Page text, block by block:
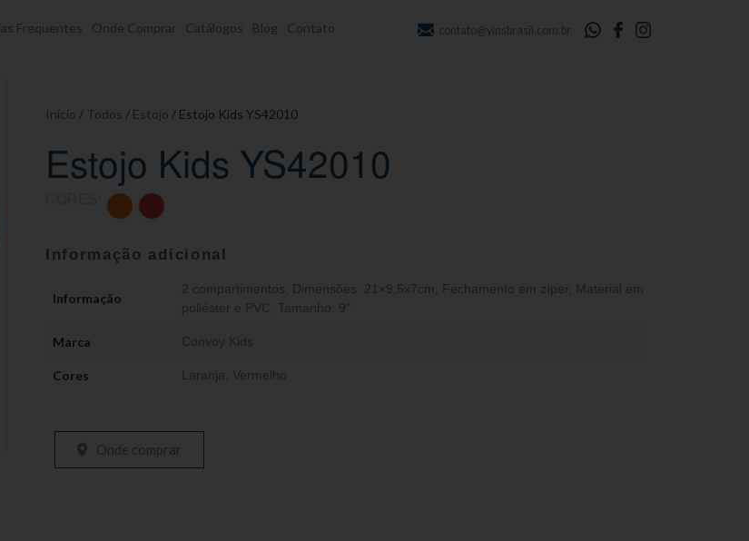
Frequentes Onde Comprar Catálogos Blog Contato contato@yinsbrasil.com.br
Início / Todos / Estojo / Estojo Kids YS42010
Estojo Kids YS42010
Informação adicional
Informação
2 compartimentos Dimensões: 21×9,5x7cm Fechamento em zíper
Material em
poliéster e PVC
Tamanho: 9"
Marca Convoy Kids
Cores Laranja Vermelho
Onde comprar